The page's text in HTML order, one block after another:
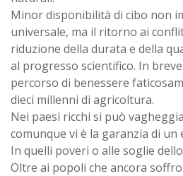
Minor disponibilità di cibo non
universale, ma il ritorno ai
riduzione della durata e della
al progresso scientifico. In
percorso di benessere
dieci millenni di agricoltura.
Nei paesi ricchi si può
comunque vi è la garanzia di un
In quelli poveri o alle soglie
Oltre ai popoli che ancora